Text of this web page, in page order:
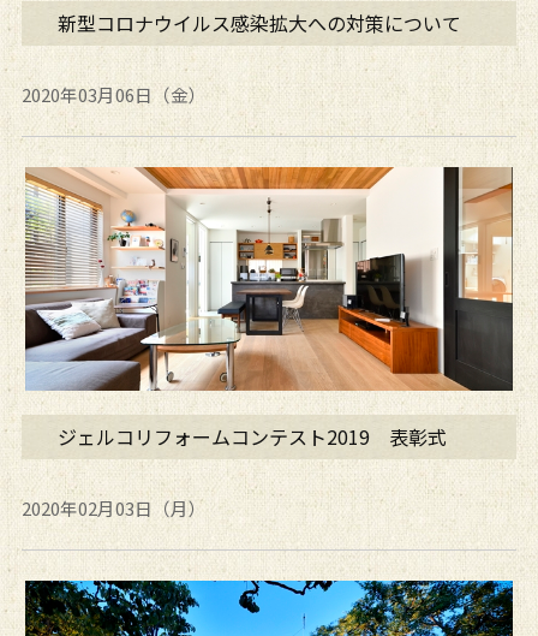
新型コロナウイルス感染拡大への対策について
2020年03月06日（金）
ジェルコリフォームコンテスト2019 表彰式
2020年02月03日（月）